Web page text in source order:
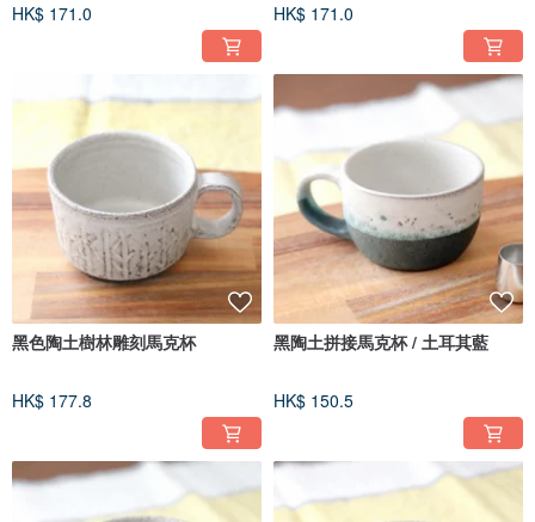
HK$ 171.0 HK$ 171.0
黑色陶土樹林雕刻馬克杯
HK$ 177.8
黑陶土拼接馬克杯 / 土耳其藍
HK$ 150.5